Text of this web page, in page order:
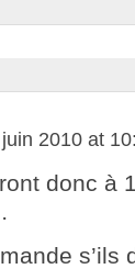
2010 at
donc à
s’ils